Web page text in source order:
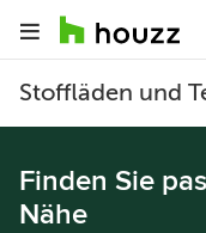
Stoffläden und
Finden Sie
Nähe